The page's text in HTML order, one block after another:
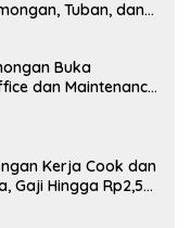
Tuban, dan
Buka
dan Maintenance
Kerja Cook dan
Gaji Hingga Rp2,5